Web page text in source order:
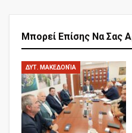
Μπορεί Επίσης Να Σας
ΔΥΤ. ΜΑΚΕΔΟΝΊΑ